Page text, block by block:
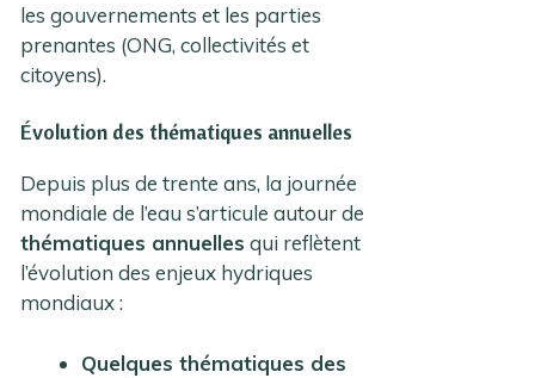
les gouvernements et les parties
prenantes (ONG, collectivités et
citoyens).
Évolution des thématiques annuelles
Depuis plus de trente ans, la journée
mondiale de l’eau s’articule autour de
thématiques annuelles qui reflètent
l’évolution des enjeux hydriques
mondiaux :
Quelques thématiques des